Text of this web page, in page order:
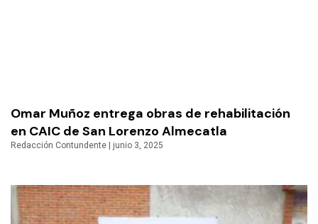
Omar Muñoz entrega obras de rehabilitación
en CAIC de San Lorenzo Almecatla
Redacción Contundente junio 3, 2025